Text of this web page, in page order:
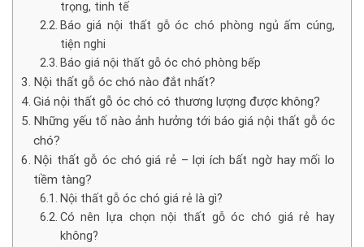
trọng, tinh tế
Báo giá nội thất gỗ óc chó phòng ngủ ấm cúng,
tiện nghi
Báo giá nội thất gỗ óc chó phòng bếp
Nội thất gỗ óc chó nào đắt nhất?
Giá nội thất gỗ óc chó có thương lượng được không?
Những yếu tố nào ảnh hưởng tới báo giá nội thất gỗ óc
chó?
Nội thất gỗ óc chó giá rẻ – lợi ích bất ngờ hay mối lo
tiềm tàng?
Nội thất gỗ óc chó giá rẻ là gì?
Có nên lựa chọn nội thất gỗ óc chó giá rẻ hay
không?